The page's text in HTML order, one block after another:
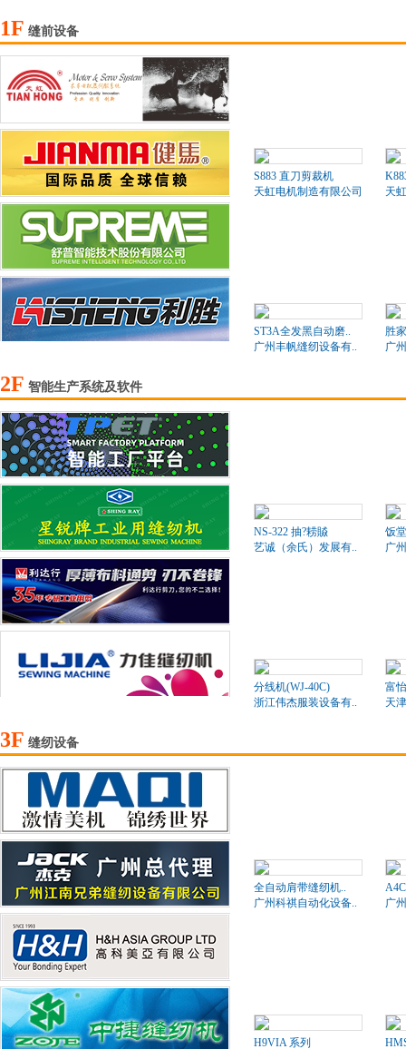
1F 缝前设备
S883 直刀剪裁机
天虹电机制造有限公司
天
ST3A全发黑自动磨..
广州丰帆缝纫设备有..
胜
广
2F 智能生产系统及软件
NS-322 抽?耢贆
艺诚（余氏）发展有..
饭
广
分线机(WJ-40C)
浙江伟杰服装设备有..
富
天
3F 缝纫设备
全自动肩带缝纫机..
广州科祺自动化设备..
广
H9VIA 系列